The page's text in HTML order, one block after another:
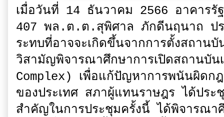
เมื่อวันที่ 14 ธันวาคม 2566 อาคาร
407 พล.ต.ต.สุพิศาล ภักดีนฤนาถ ปร
ระทบที่อาจจะเกิดขึ้นจากการตั้งสถาน
วิสามัญพิจารณาศึกษาการเปิดสถานบั
Complex) เพื่อแก้ปัญหาการพนันผิดก
ของประเทศ สภาผู้แทนราษฎร ได้ปร
สำคัญในการประชุมครั้งนี้ ได้พิจารณา